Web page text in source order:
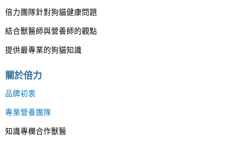
倍力團隊針對狗貓健康問題
結合獸醫師與營養師的觀點
提供最專業的狗貓知識
關於倍力
品牌初衷
專業營養團隊
知識專欄合作獸醫